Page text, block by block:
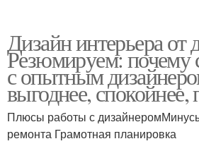
Дизайн интерьера от
Резюмируем: почему
с опытным
выгоднее, спокойнее,
Плюсы работы с
ремонта Грамотная планировка